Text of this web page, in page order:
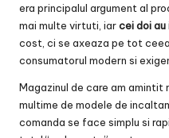
era principalul argument al
mai multe virtuti, iarcei doi
cost, ci se axeaza pe tot
consumatorul modern si
Magazinul de care am amintit
multime de modele de
comanda se face simplu si